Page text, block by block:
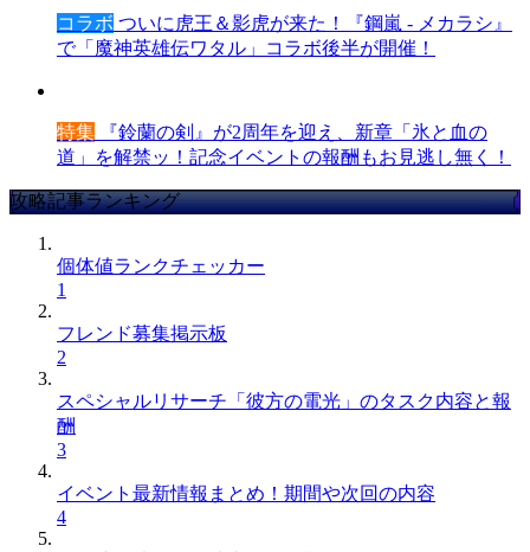
コラボ ついに虎王＆影虎が来た！『鋼嵐 - メカラシ』
で「魔神英雄伝ワタル」コラボ後半が開催！
特集 『鈴蘭の剣』が2周年を迎え、新章「氷と血の
道」を解禁ッ！記念イベントの報酬もお見逃し無く！
攻略記事ランキング
個体値ランクチェッカー
1
フレンド募集掲示板
2
スペシャルリサーチ「彼方の電光」のタスク内容と報
酬
3
イベント最新情報まとめ！期間や次回の内容
4